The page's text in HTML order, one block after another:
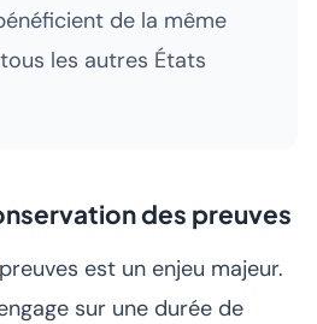
de la même
les autres États
des preuves
est un enjeu majeur.
sur une durée de